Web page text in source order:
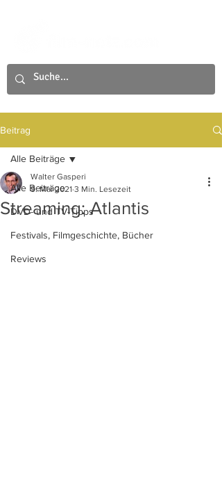
Beitrag
Alle Beiträge
DVD- und TV-Tipps
Festivals, Filmgeschichte, Bücher
Reviews
Alle Beiträge
Streaming: Atlantis
Walter Gasperi
9. Mai 2021 3 Min. Lesezeit